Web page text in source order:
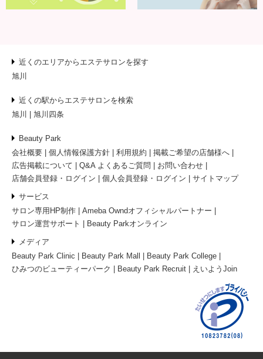
ヘアカタログ
近くのエリアからエステサロンを探す
旭川
近くの駅からエステサロンを検索
旭川
旭川四条
Beauty Park
会社概要
個人情報保護方針 利用規約
掲載ご希望の店舗様へ
広告掲載について
Q&A よくあるご質問
お問い合わせ
店舗会員登録・ログイン
個人会員登録・ログイン サイトマップ
サービス
サロン専用HP制作
Ameba Owndオフィシャルパートナー
サロン運営サポート
Beauty Parkオンライン
メディア
Beauty Park Clinic
Beauty Park Mall
Beauty Park College
ひみつのビューティーパーク
Beauty Park Recruit えいようJoin